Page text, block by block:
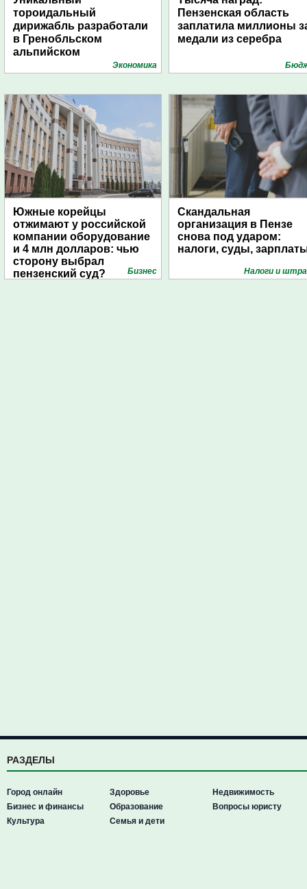
тороидальный
дирижабль разработали
в Гренобльском
альпийском
Экономика
Пензенская область
заплатила миллионы
медали из серебра
Южные корейцы
отжимают у российской
компании оборудование
и 4 млн долларов: чью
сторону выбрал
пензенский суд?
Бизнес
Скандальная
организация в Пензе
снова под ударом:
налоги, суды,
Налоги и
РАЗДЕЛЫ
Город онлайн
Бизнес и финансы
Культура
Здоровье
Образование
Семья и дети
Недвижимость
Вопросы юристу